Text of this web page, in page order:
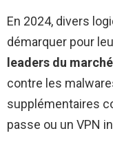
En 2024, divers
démarquer pour
leaders du marché
contre les
supplémentaires
passe ou un VPN